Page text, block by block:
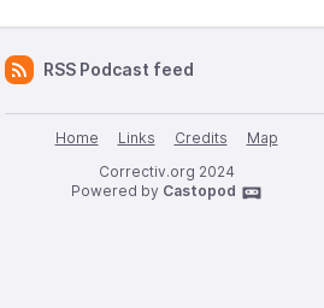
RSS Podcast feed
Home Links Credits
Map
Correctiv.org 2024
Powered by Castopod